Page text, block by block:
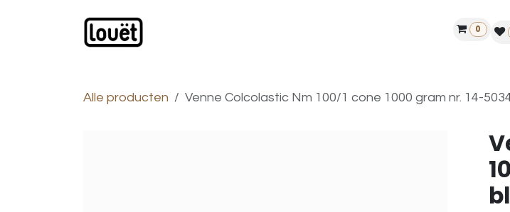
Vind een
0
Alle producten Venne Colcolastic Nm 100/1 cone 1000 gram nr. 14-